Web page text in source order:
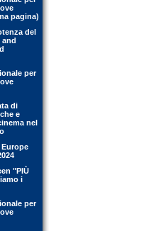
pagina)
del
and
per
di
e
nel
Europe
"PIÙ
i
per